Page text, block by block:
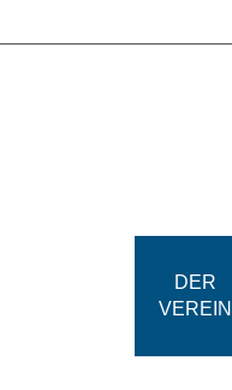
DER
VEREIN